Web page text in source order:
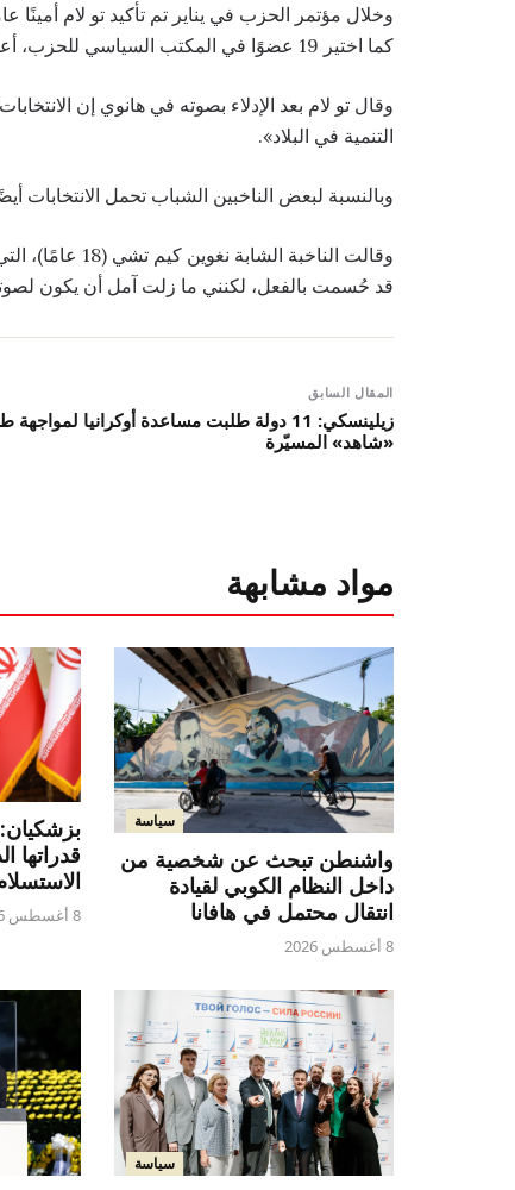
وخلال مؤتمر الحزب في يناير تم تأكيد تو لام
كما اختير 19 عضوًا في المكتب السياسي للحزب، أعلى هيئة لصنع القرار في البلاد.
وقال تو لام بعد الإدلاء بصوته في هانوي إن
التنمية في البلاد».
وبالنسبة لبعض الناخبين الشباب تحمل الانتخابات
وقالت
قد حُسمت بالفعل، لكنني ما زلت آمل أن يكون
المقال السابق
زيلينسكي: 11 دولة طلبت مساعدة أوكرانيا
«شاهد» المسيّرة
مواد مشابهة
سياسة
واشنطن تبحث عن شخصية من
داخل النظام الكوبي لقيادة
انتقال محتمل في هافانا
8 أغسطس 2026
قدراتها
8 أغسطس 2026
سياسة